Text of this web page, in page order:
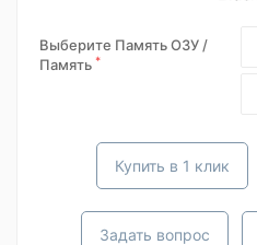
Выберите Память ОЗУ /
Память *
Купить в 1 клик
Задать вопрос